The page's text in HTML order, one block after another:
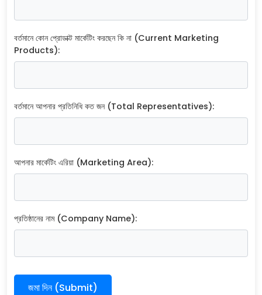
বর্তমানে কোন প্রোডাক্ট মার্কেটিং করছেন কি না (Current Marketing
Products):
বর্তমানে আপনার প্রতিনিধি কত জন (Total Representatives):
আপনার মার্কেটিং এরিয়া (Marketing Area):
প্রতিষ্ঠানের নাম (Company Name):
জমা দিন (Submit)